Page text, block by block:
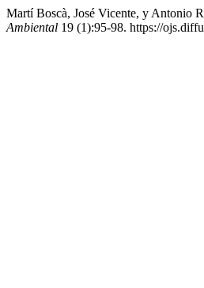
Martí Boscà, José Vicente, y Antonio
Ambiental 19 (1):95-98. https://